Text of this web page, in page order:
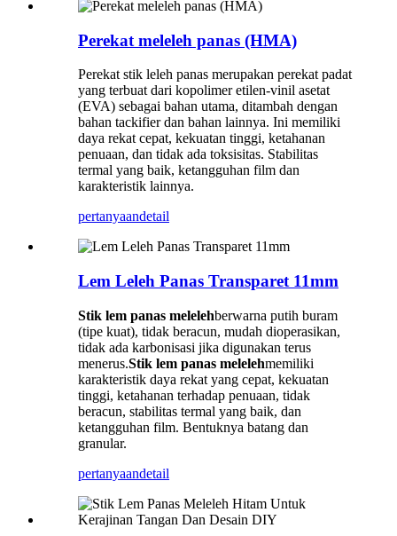
Perekat meleleh panas (HMA)
Perekat stik leleh panas merupakan perekat padat
yang terbuat dari kopolimer etilen-vinil asetat
(EVA) sebagai bahan utama, ditambah dengan
bahan tackifier dan bahan lainnya. Ini memiliki
daya rekat cepat, kekuatan tinggi, ketahanan
penuaan, dan tidak ada toksisitas. Stabilitas
termal yang baik, ketangguhan film dan
karakteristik lainnya.
pertanyaandetail
Lem Leleh Panas Transparet 11mm
Stik lem panas melelehberwarna putih buram
(tipe kuat), tidak beracun, mudah dioperasikan,
tidak ada karbonisasi jika digunakan terus
menerus.Stik lem panas melelehmemiliki
karakteristik daya rekat yang cepat, kekuatan
tinggi, ketahanan terhadap penuaan, tidak
beracun, stabilitas termal yang baik, dan
ketangguhan film. Bentuknya batang dan
granular.
pertanyaandetail